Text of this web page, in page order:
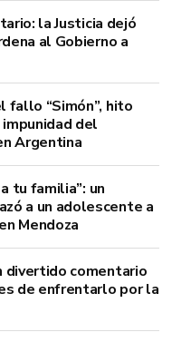
la Justicia dejó
al Gobierno a
fallo “Simón”, hito
del
Argentina
tu familia”: un
a un adolescente a
Mendoza
divertido comentario
de enfrentarlo por la